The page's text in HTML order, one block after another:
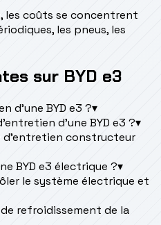
les coûts se concentrent
les pneus, les
sur BYD e3
d’une BYD e3 ?▾
d’une BYD e3 ?▾
d’entretien constructeur
BYD e3 électrique ?▾
le système électrique et
refroidissement de la